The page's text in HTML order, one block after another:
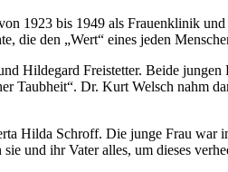
1923 bis 1949 als Frauenklinik
den „Wert“ eines jeden
Hildegard Freistetter. Beide
Taubheit“. Dr. Kurt Welsch nahm
Hilda Schroff. Die junge Frau
und ihr Vater alles, um dieses